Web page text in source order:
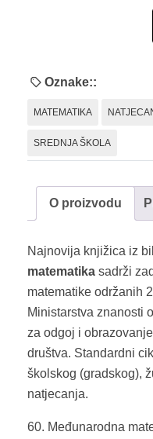
Oznake::
MATEMATIKA
SREDNJA ŠKOLA
O proizvodu
Najnovija knjižica iz
matematika sadrži
matematike održanih
Ministarstva znanosti
za odgoj i
društva. Standardni
školskog (gradskog),
natjecanja.
60. Međunarodna